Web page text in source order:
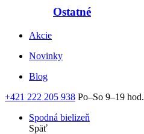
Ostatné
Akcie
Novinky
Blog
+421 222 205 938 Po–So 9–19 hod.
Spodná bielizeň
Späť